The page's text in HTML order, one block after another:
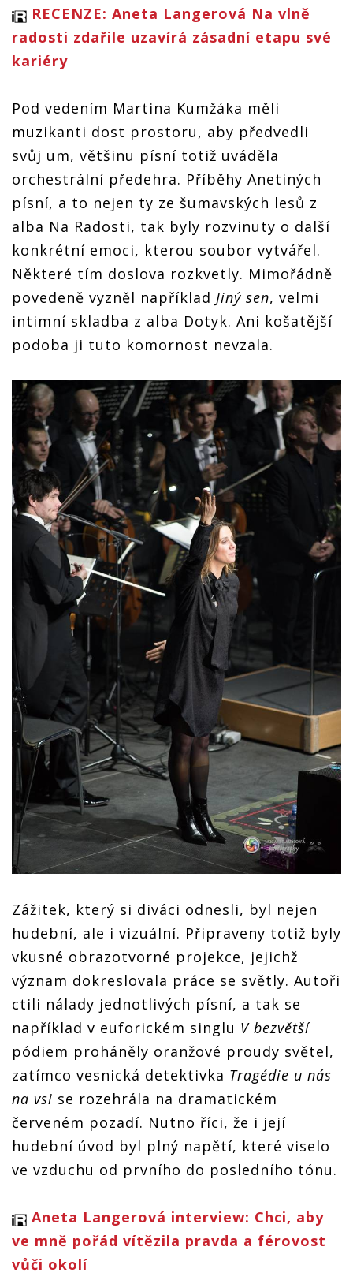
RECENZE: Aneta Langerová Na vlně
radosti zdařile uzavírá zásadní etapu své
kariéry
Pod vedením Martina Kumžáka měli
muzikanti dost prostoru, aby předvedli
svůj um, většinu písní totiž uváděla
orchestrální předehra. Příběhy Anetiných
písní, a to nejen ty ze šumavských lesů z
alba Na Radosti, tak byly rozvinuty o další
konkrétní emoci, kterou soubor vytvářel.
Některé tím doslova rozkvetly. Mimořádně
povedeně vyzněl například Jiný sen, velmi
intimní skladba z alba Dotyk. Ani košatější
podoba ji tuto komornost nevzala.
Zážitek, který si diváci odnesli, byl nejen
hudební, ale i vizuální. Připraveny totiž byly
vkusné obrazotvorné projekce, jejichž
význam dokreslovala práce se světly. Autoři
ctili nálady jednotlivých písní, a tak se
například v euforickém singlu V bezvětší
pódiem proháněly oranžové proudy světel,
zatímco vesnická detektivka Tragédie u nás
na vsi se rozehrála na dramatickém
červeném pozadí. Nutno říci, že i její
hudební úvod byl plný napětí, které viselo
ve vzduchu od prvního do posledního tónu.
Aneta Langerová interview: Chci, aby
ve mně pořád vítězila pravda a férovost
vůči okolí